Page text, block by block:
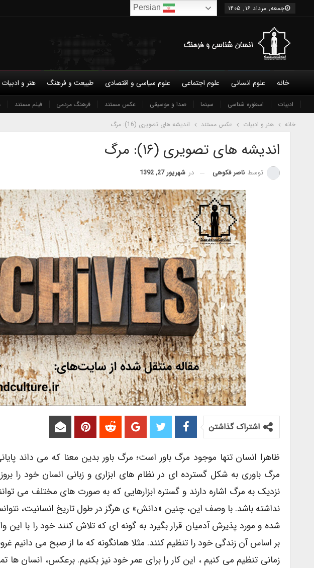
جمعه, مرداد ۱۶, ۱۴۰۵
خانه
درباره ما شورای عالی نویسندگان شرایط همکاری و عضویت تماس با ما حمایت مالی حریم
علوم انسانی علوم اجتماعی علوم سیاسی و اقتصادی طبیعت و فرهنگ هنر و ادبیات
ادبیات اسطوره شناسی سینما صدا و موسیقی عکس مستند فرهنگ مردمی فیلم مستند
خانه هنر و ادبیات عکس مستند اندیشه های تصویری (16): مرگ
اندیشه های تصویری (۱۶): مرگ
توسط ناصر فکوهی در شهریور 27, 1392
اشتراک گذاشتن
ظاهرا انسان تنها موجود مرگ باور است؛ مرگ باور بدین معنا که می داند
مرگ باوری به شکل گسترده ای در نظام های ابزاری و زبانی انسان خود را
نزدیک به مرگ اشاره دارند و گستره ابزارهایی که به صورت های مختلف می
نداشته باشد. با وصف این، چنین «دانش» ی هرگز در طول تاریخ انسانیت،
شده و مورد پذیرش آدمیان قرار بگیرد به گونه ای که تلاش کنند خود را با
بر اساس آن زندگی خود را تنظیم کنند. مثلا همانگونه که ما از صبح می دانیم
زمانی تنظیم می کنیم ، این کار را برای عمر خود نیز بکنیم. برعکس، انسان ها